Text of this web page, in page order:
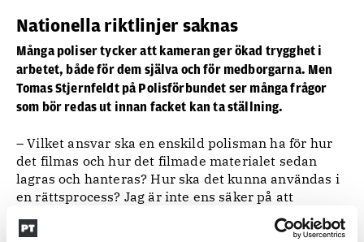
Nationella riktlinjer saknas
Många poliser tycker att kameran ger ökad trygghet i
arbetet, både för dem själva och för medborgarna. Men
Tomas Stjernfeldt på Polisförbundet ser många frågor
som bör redas ut innan facket kan ta ställning.
– Vilket ansvar ska en enskild polisman ha för hur
det filmas och hur det filmade materialet sedan
lagras och hanteras? Hur ska det kunna användas i
en rättsprocess? Jag är inte ens säker på att
lagstiftningen hänger med här, säger Tomas
Stjernfeldt som sitter i förbundets styrelse.